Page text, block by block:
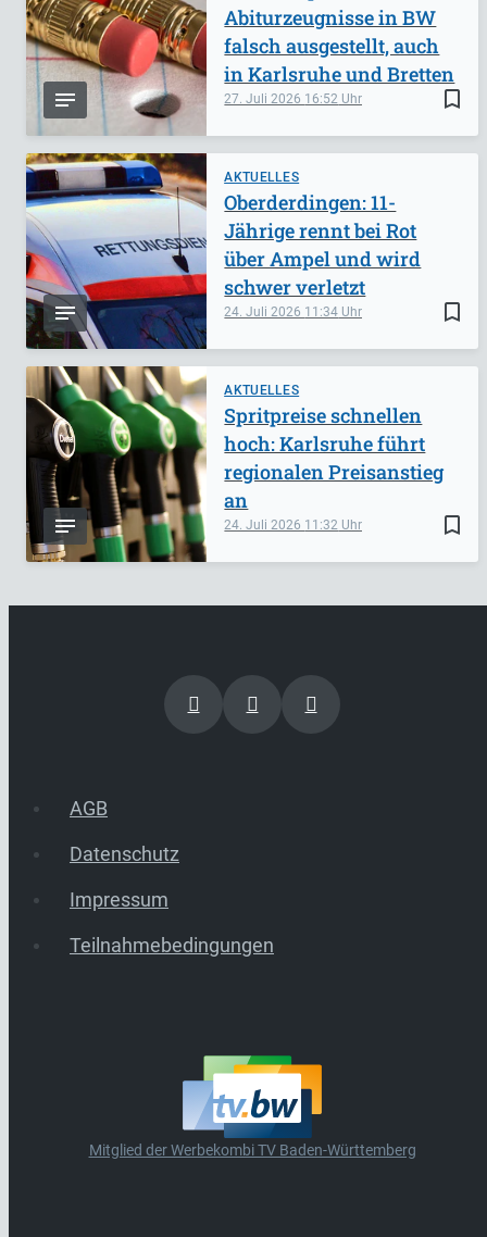
bookmark_border
27. Juli 2026 16:52
Abiturzeugnisse in BW
falsch ausgestellt, auch
in Karlsruhe und Bretten
AKTUELLES
bookmark_border
24. Juli 2026 11:34
Oberderdingen: 11-
Jährige rennt bei Rot
über Ampel und wird
schwer verletzt
AKTUELLES
bookmark_border
24. Juli 2026 11:32
Spritpreise schnellen
hoch: Karlsruhe führt
regionalen Preisanstieg
an
AGB
Datenschutz
Impressum
Teilnahmebedingungen
Mitglied der Werbekombi TV Baden-Württemberg